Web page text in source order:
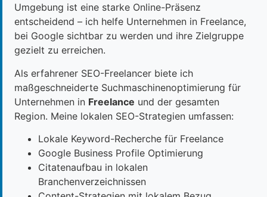
Umgebung ist eine starke Online-Präsenz
entscheidend – ich helfe Unternehmen in Freelance,
bei Google sichtbar zu werden und ihre Zielgruppe
gezielt zu erreichen.
Als erfahrener SEO-Freelancer biete ich
maßgeschneiderte Suchmaschinenoptimierung für
Unternehmen in Freelance und der gesamten
Region. Meine lokalen SEO-Strategien umfassen:
Lokale Keyword-Recherche für Freelance
Google Business Profile Optimierung
Citatenaufbau in lokalen
Branchenverzeichnissen